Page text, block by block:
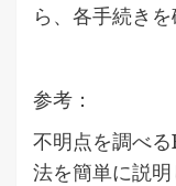
ら、各手続きを
参考：
不明点を調べ
法を簡単に説明